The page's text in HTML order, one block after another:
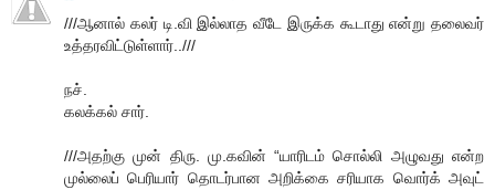
///ஆனால் கலர் டி.வி இல்லாத வீடே இருக்க கூடாது என்று தலைவர்
உத்தரவிட்டுள்ளார்..///
நச்.
கலக்கல் சார்.
///அதற்கு முன் திரு. மு.கவின் “யாரிடம் சொல்லி அழுவது என்ற
முல்லைப் பெரியார் தொடர்பான அறிக்கை சரியாக வொர்க் அவுட்